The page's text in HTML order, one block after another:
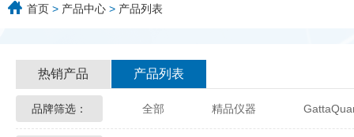
首页 > 产品中心 > 产品列表
热销产品 产品列表
品牌筛选： 全部 精品仪器